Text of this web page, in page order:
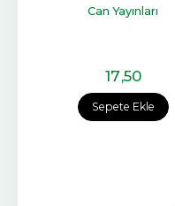
Sepete Ekle
Can Yayınları
17,50